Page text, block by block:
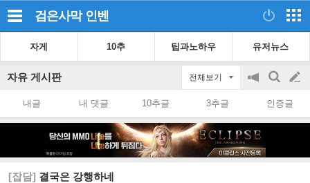
검은사막 인벤
자게 10추 팁과노하우 유저뉴스
자유 게시판 전체보기
공
on/off
검
색
글
쓰
내글 내 댓글 10추글 3추글 인증글
[잡담] 결국은 강행하네